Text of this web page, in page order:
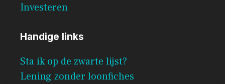
Investeren
Handige links
Sta ik op de zwarte lijst?
Lening zonder loonfiches